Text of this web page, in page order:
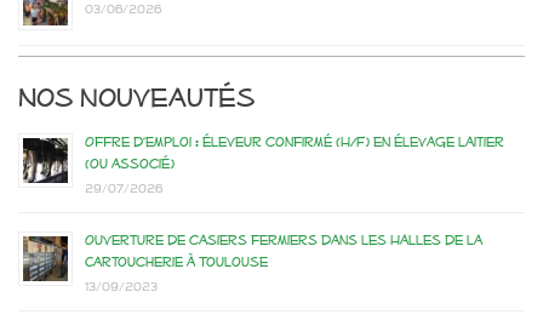
03/06/2026
Nos nouveautés
Offre d’emploi : éleveur confirmé (H/F) en élevage laitier
(ou associé)
29/07/2026
Ouverture de casiers fermiers dans les Halles de la
Cartoucherie à Toulouse
13/09/2023